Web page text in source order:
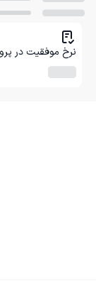
نرخ موفقیت در